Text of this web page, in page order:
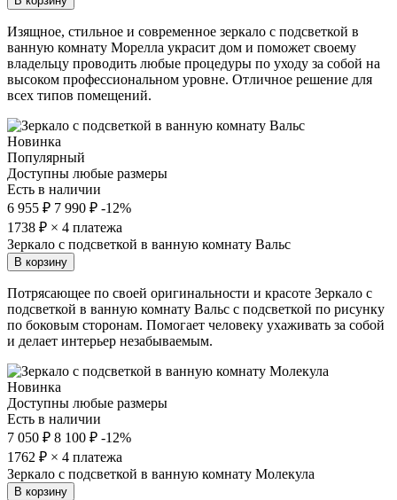
Изящное, стильное и современное зеркало с подсветкой в
ванную комнату Морелла украсит дом и поможет своему
владельцу проводить любые процедуры по уходу за собой на
высоком профессиональном уровне. Отличное решение для
всех типов помещений.
Новинка
Популярный
Доступны любые размеры
Есть в наличии
6 955 ₽ 7 990 ₽ -12%
1738 ₽ × 4 платежа
Зеркало с подсветкой в ванную комнату Вальс
В корзину
Потрясающее по своей оригинальности и красоте Зеркало с
подсветкой в ванную комнату Вальс с подсветкой по рисунку
по боковым сторонам. Помогает человеку ухаживать за собой
и делает интерьер незабываемым.
Новинка
Доступны любые размеры
Есть в наличии
7 050 ₽ 8 100 ₽ -12%
1762 ₽ × 4 платежа
Зеркало с подсветкой в ванную комнату Молекула
В корзину